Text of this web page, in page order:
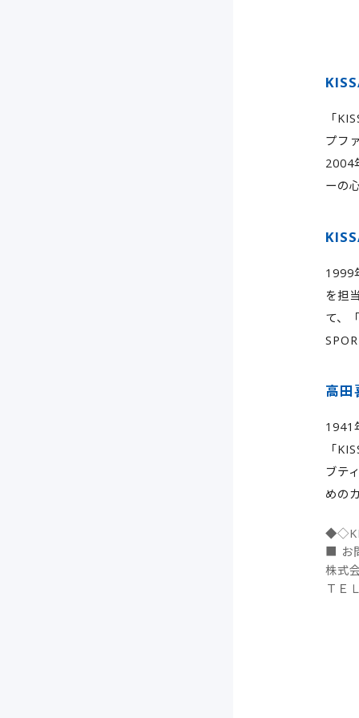
「
プフ
2004
ーの
1999
を担
て、
高田
1941
「
ブテ
めの
■ お
株式
ＴＥ